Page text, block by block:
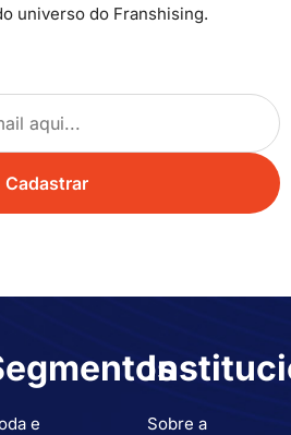
universo do Franshising.
e Sobre a